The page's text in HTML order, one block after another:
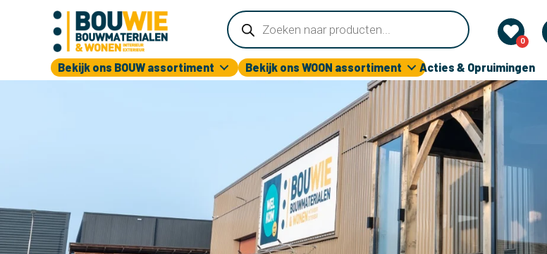
Producten
zoeken
0
Bekijk ons BOUW assortiment Bekijk ons WOON assortiment Acties & Opruimingen